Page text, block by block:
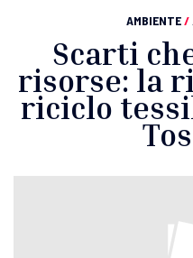
AMBIENTE/
Scarti
risorse: la
riciclo